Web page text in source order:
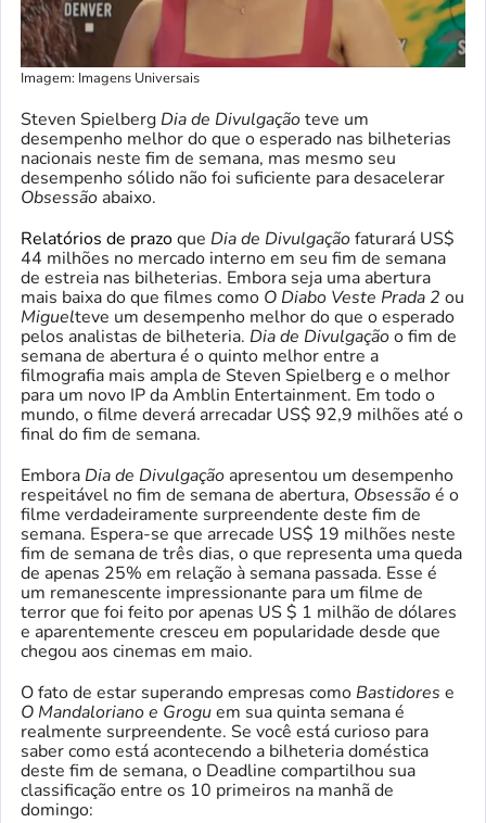
Imagem: Imagens Universais
Steven Spielberg Dia de Divulgaçãoteve um
desempenho melhor do que o esperado nas bilheterias
nacionais neste fim de semana, mas mesmo seu
desempenho sólido não foi suficiente para desacelerar
Obsessão abaixo.
Relatórios de prazoque Dia de Divulgaçãofaturará US$
44 milhões no mercado interno em seu fim de semana
de estreia nas bilheterias. Embora seja uma abertura
mais baixa do que filmes como O Diabo Veste Prada 2 ou
Miguelteve um desempenho melhor do que o esperado
pelos analistas de bilheteria. Dia de Divulgaçãoo fim de
semana de abertura é o quinto melhor entre a
filmografia mais ampla de Steven Spielberg e o melhor
para um novo IP da Amblin Entertainment. Em todo o
mundo, o filme deverá arrecadar US$ 92,9 milhões até o
final do fim de semana.
Embora Dia de Divulgação apresentou um desempenho
respeitável no fim de semana de abertura, Obsessãoé o
filme verdadeiramente surpreendente deste fim de
semana. Espera-se que arrecade US$ 19 milhões neste
fim de semana de três dias, o que representa uma queda
de apenas 25% em relação à semana passada. Esse é
um remanescente impressionante para um filme de
terror que foi feito por apenas US $ 1 milhão de dólares
e aparentemente cresceu em popularidade desde que
chegou aos cinemas em maio.
O fato de estar superando empresas como Bastidores e
O Mandaloriano e Groguem sua quinta semana é
realmente surpreendente. Se você está curioso para
saber como está acontecendo a bilheteria doméstica
deste fim de semana, o Deadline compartilhou sua
classificação entre os 10 primeiros na manhã de
domingo: